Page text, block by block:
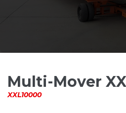
Multi-Mover
XXL10000